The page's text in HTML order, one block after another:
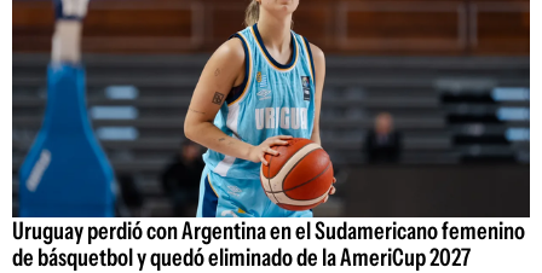
Uruguay perdió con Argentina en el Sudamericano femenino
de básquetbol y quedó eliminado de la AmeriCup 2027